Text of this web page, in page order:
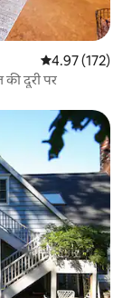
औसत रेटिंग 5 में से
4.97 (172)
दूरी पर